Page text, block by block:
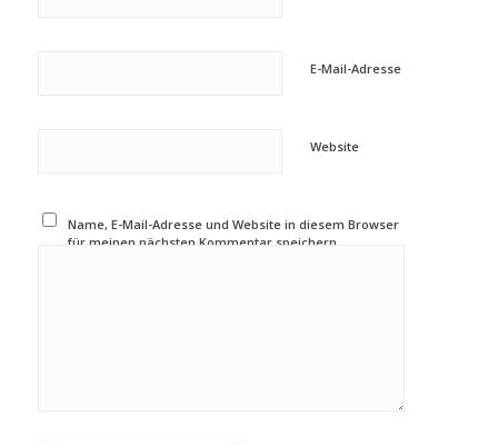
E-Mail-Adresse
Website
Name, E-Mail-Adresse und Website in diesem Browser
für meinen nächsten Kommentar speichern.